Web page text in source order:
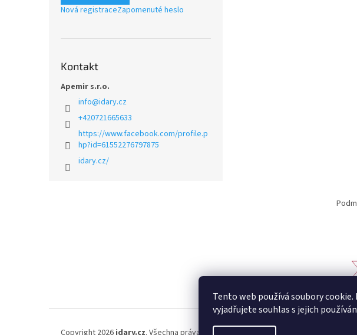
Tento web používá soubory
vyjadřujete souhlas s jejich
Nová registraceZapomenuté heslo
Kontakt
Apemir s.r.o.
info@idary.cz
+420721665633
https://www.facebook.com/profile.p
hp?id=61552276797875
idary.cz/
Copyright 2026 idary.cz. Všechna práva vyhrazena.